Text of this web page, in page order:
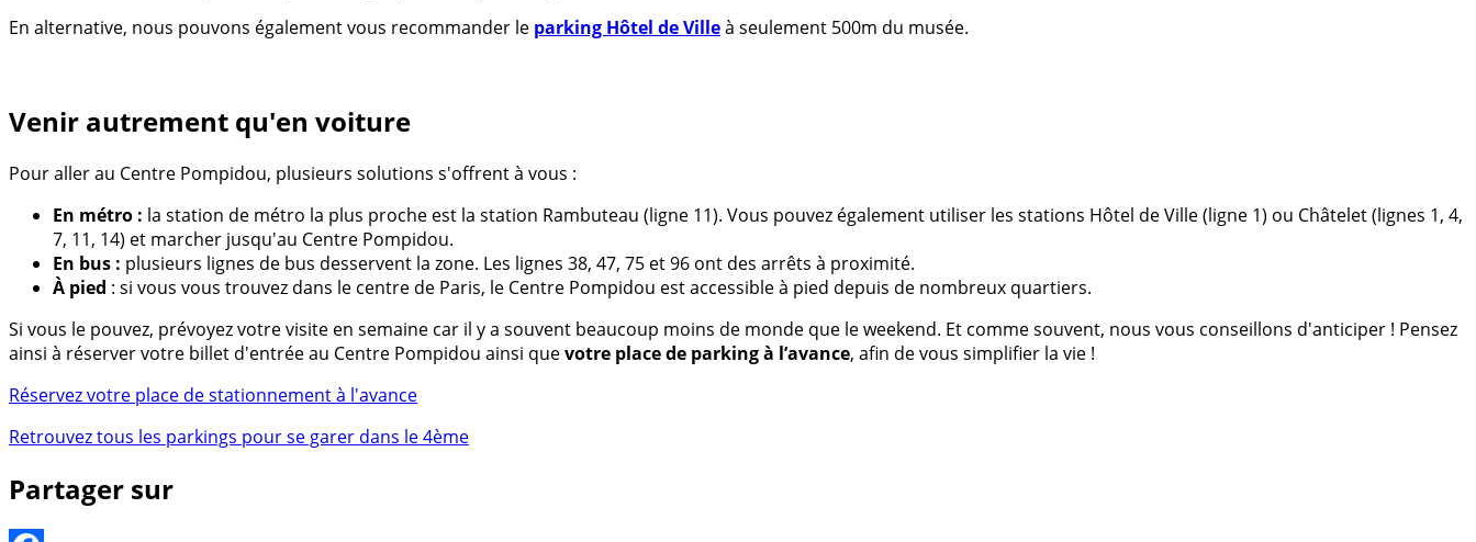
En alternative, nous pouvons également vous recommander le parking Hôtel de Villeà seulement 500m du musée.
Venir autrement qu'en voiture
Pour aller au Centre Pompidou, plusieurs solutions s'offrent à vous :
En métro : la station de métro la plus proche est la station Rambuteau (ligne 11). Vous pouvez également utiliser les stations Hôtel de Ville (ligne 1) ou Châtelet (lignes 1, 4,
7, 11, 14) et marcher jusqu'au Centre Pompidou.
En bus : plusieurs lignes de bus desservent la zone. Les lignes 38, 47, 75 et 96 ont des arrêts à proximité.
À pied : si vous vous trouvez dans le centre de Paris, le Centre Pompidou est accessible à pied depuis de nombreux quartiers.
Si vous le pouvez, prévoyez votre visite en semaine car il y a souvent beaucoup moins de monde que le weekend. Et comme souvent, nous vous conseillons d'anticiper ! Pensez
ainsi à réserver votre billet d'entrée au Centre Pompidou ainsi quevotre place de parking à l’avance, afin de vous simplifier la vie !
Réservez votre place de stationnement à l'avance
Retrouvez tous les parkings pour se garer dans le 4ème
Partager sur